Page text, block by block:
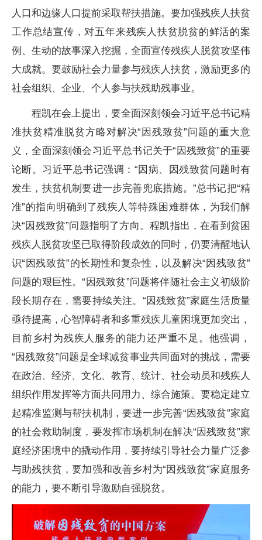
人口和边缘人口提前采取帮扶措施。要加强残疾人扶贫
工作总结宣传，对五年来残疾人扶贫脱贫的鲜活的案
例、生动的故事深入挖掘，全面宣传残疾人脱贫攻坚伟
大成就。要鼓励社会力量参与残疾人扶贫，激励更多的
社会组织、企业、个人参与扶残助残事业。
程凯在会上提出，要全面深刻领会习近平总书记精
准扶贫精准脱贫方略对解决“因残致贫”问题的重大意
义，全面深刻领会习近平总书记关于“因残致贫”的重要
论断。习近平总书记强调：“因病、因残致贫问题时有
发生，扶贫机制要进一步完善兜底措施。”总书记把“精
准”的指向明确到了残疾人等特殊困难群体，为我们解
决“因残致贫”问题指明了方向。程凯指出，在看到贫困
残疾人脱贫攻坚已取得阶段成效的同时，仍要清醒地认
识“因残致贫”的长期性和复杂性，以及解决“因残致贫”
问题的艰巨性。“因残致贫”问题将伴随社会主义初级阶
段长期存在，需要持续关注。“因残致贫”家庭生活质量
亟待提高，心智障碍者和多重残疾儿童困境更加突出，
目前乡村为残疾人服务的能力还严重不足。他强调，
“因残致贫”问题是全球减贫事业共同面对的挑战，需要
在政治、经济、文化、教育、统计、社会动员和残疾人
组织作用发挥等方面共同用力、综合施策。要稳定建立
起精准监测与帮扶机制，要进一步完善“因残致贫”家庭
的社会救助制度，要发挥市场机制在解决“因残致贫”家
庭经济困境中的撬动作用，要持续引导社会力量广泛参
与助残扶贫，要加强和改善乡村为“因残致贫”家庭服务
的能力，要不断引导激励自强脱贫。